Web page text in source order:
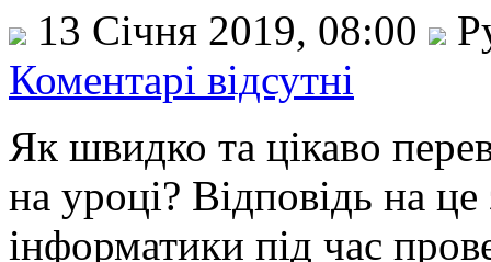
13 Січня 2019, 08:00
Коментарі відсутні
Як швидко та цікаво
на уроці? Відповідь на
інформатики під час